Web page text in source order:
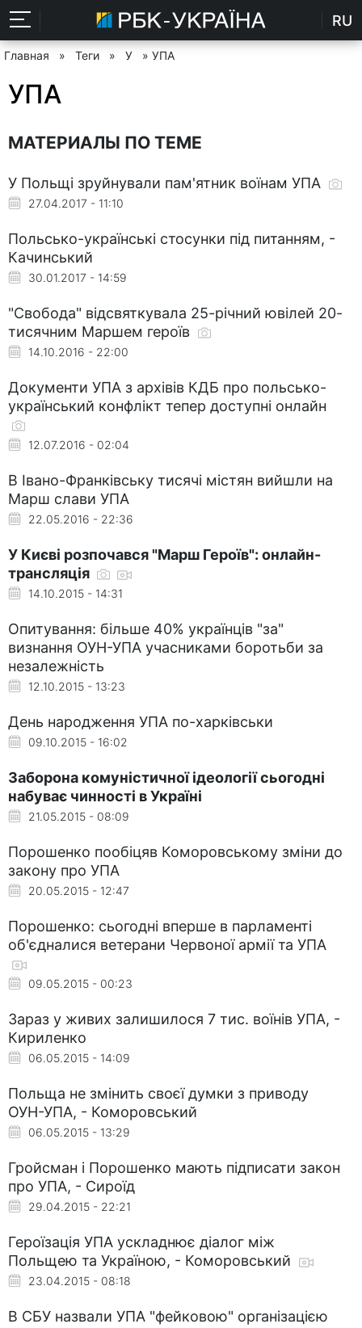
RU
Главная » Теги » У » УПА
УПА
МАТЕРИАЛЫ ПО ТЕМЕ
У Польщі зруйнували пам'ятник воїнам УПА
27.04.2017 - 11:10
Польсько-українські стосунки під питанням, -
Качинський
30.01.2017 - 14:59
"Свобода" відсвяткувала 25-річний ювілей 20-
тисячним Маршем героїв
14.10.2016 - 22:00
Документи УПА з архівів КДБ про польсько-
український конфлікт тепер доступні онлайн
12.07.2016 - 02:04
В Івано-Франківську тисячі містян вийшли на
Марш слави УПА
22.05.2016 - 22:36
У Києві розпочався "Марш Героїв": онлайн-
трансляція
14.10.2015 - 14:31
Опитування: більше 40% українців "за"
визнання ОУН-УПА учасниками боротьби за
незалежність
12.10.2015 - 13:23
День народження УПА по-харківськи
09.10.2015 - 16:02
Заборона комуністичної ідеології сьогодні
набуває чинності в Україні
21.05.2015 - 08:09
Порошенко пообіцяв Коморовському зміни до
закону про УПА
20.05.2015 - 12:47
Порошенко: сьогодні вперше в парламенті
об'єдналися ветерани Червоної армії та УПА
09.05.2015 - 00:23
Зараз у живих залишилося 7 тис. воїнів УПА, -
Кириленко
06.05.2015 - 14:09
Польща не змінить своєї думки з приводу
ОУН-УПА, - Коморовський
06.05.2015 - 13:29
Гройсман і Порошенко мають підписати закон
про УПА, - Сироїд
29.04.2015 - 22:21
Героїзація УПА ускладнює діалог між
Польщею та Україною, - Коморовський
23.04.2015 - 08:18
В СБУ назвали УПА "фейковою" організацією